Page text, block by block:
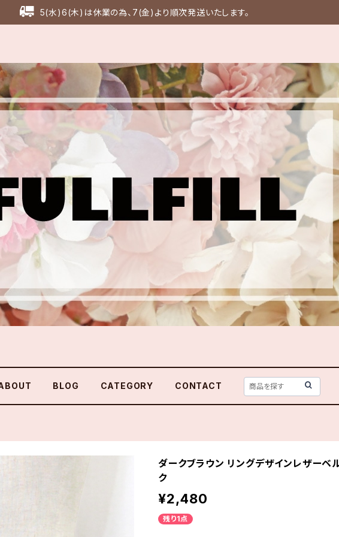
5(水)6(木)は休業の為、7(金)より順次発送いたします。
BLOG CATEGORY CONTACT
ダークブラウン リングデザインレザーベ
ク
¥2,480
残り1点